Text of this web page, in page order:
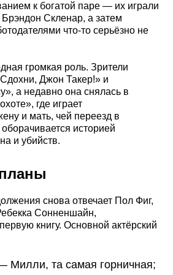
к богатой паре — их играли
Скленар, а затем
что-то серьёзно не
громкая роль. Зрители
Джон Такер!» и
а недавно она снялась в
где играет
и мать, чей переезд в
историей
и убийств.
снова отвечает Пол Фиг,
Сонненшайн,
книгу. Основной актёрский
Милли, та самая горничная;